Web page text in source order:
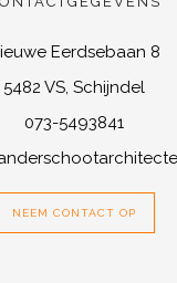
Eerdsebaan 8
5482 VS, Schijndel
073-5493841
NEEM CONTACT OP